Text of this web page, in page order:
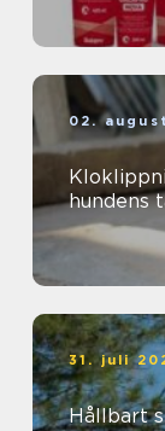
02.
Kloklippning i
hundens
31. juli
Hållbart